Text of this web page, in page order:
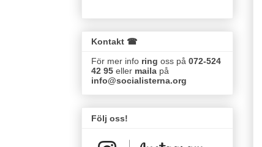
Kontakt ☎
För mer info ring oss på 072-524
42 95 eller maila på
info@socialisterna.org
Följ oss!